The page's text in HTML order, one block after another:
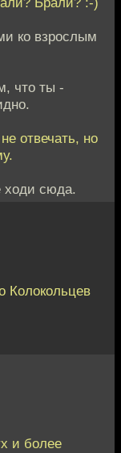
ко взрослым
что ты -
отвечать, но
ходи сюда.
Колокольцев
и более